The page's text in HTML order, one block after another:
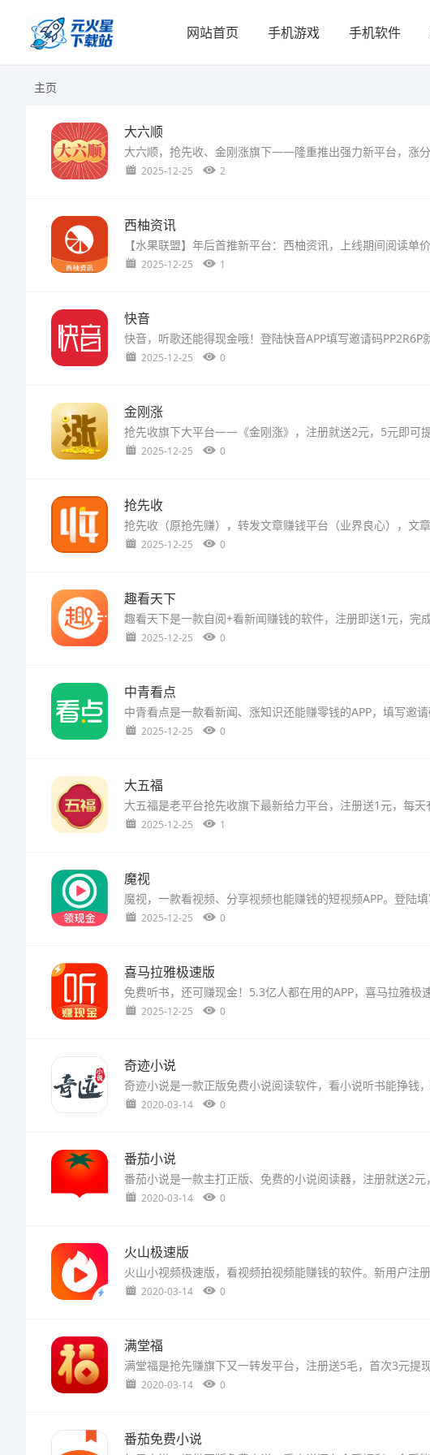
网站首页 手机游戏 手机软件
主页
大六顺
2025-12-25 2
西柚资讯
2025-12-25 1
快音
2025-12-25 0
金刚涨
2025-12-25 0
抢先收
2025-12-25 0
趣看天下
2025-12-25 0
中青看点
2025-12-25 0
大五福
2025-12-25 1
魔视
2025-12-25 0
喜马拉雅极速版
2025-12-25 0
奇迹小说
2020-03-14 0
番茄小说
2020-03-14 0
火山极速版
2020-03-14 0
满堂福
2020-03-14 0
番茄免费小说